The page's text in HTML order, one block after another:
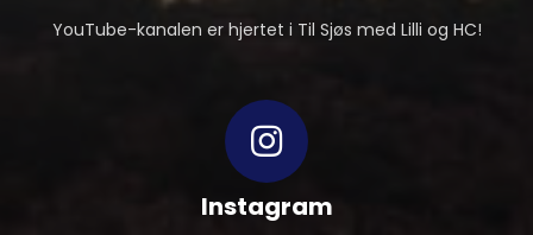
YouTube-kanalen er hjertet i Til Sjøs med Lilli og HC!
Instagram